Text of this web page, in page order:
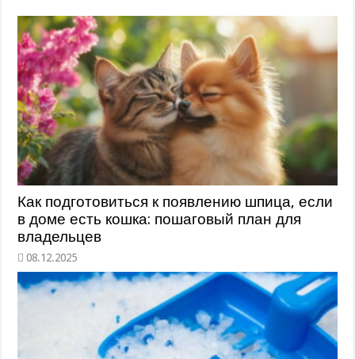
Как подготовиться к появлению шпица, если
в доме есть кошка: пошаговый план для
владельцев